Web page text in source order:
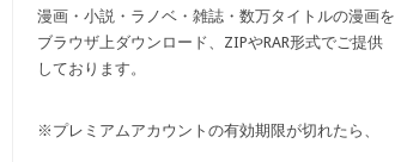
漫画・小説・ラノベ・雑誌・数万タイトルの漫画を
ブラウザ上ダウンロード、ZIPやRAR形式でご提供
しております。
※プレミアムアカウントの有効期限が切れたら、